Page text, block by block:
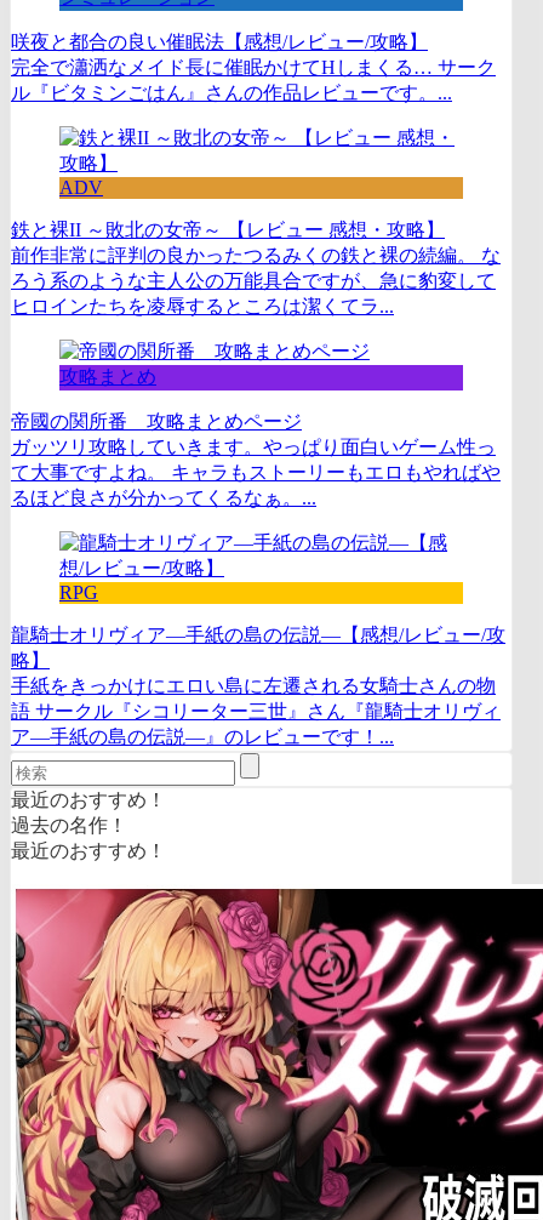
咲夜と都合の良い催眠法【感想/レビュー/攻略】
完全で瀟洒なメイド長に催眠かけてHしまくる… サーク
ル『ビタミンごはん』さんの作品レビューです。...
ADV
鉄と裸II ～敗北の女帝～ 【レビュー 感想・攻略】
前作非常に評判の良かったつるみくの鉄と裸の続編。 な
ろう系のような主人公の万能具合ですが、急に豹変して
ヒロインたちを凌辱するところは潔くてラ...
攻略まとめ
帝國の関所番 攻略まとめページ
ガッツリ攻略していきます。やっぱり面白いゲーム性っ
て大事ですよね。 キャラもストーリーもエロもやればや
るほど良さが分かってくるなぁ。...
RPG
龍騎士オリヴィア―手紙の島の伝説―【感想/レビュー/攻
略】
手紙をきっかけにエロい島に左遷される女騎士さんの物
語 サークル『シコリーター三世』さん『龍騎士オリヴィ
ア―手紙の島の伝説―』のレビューです！...
最近のおすすめ！
過去の名作！
最近のおすすめ！